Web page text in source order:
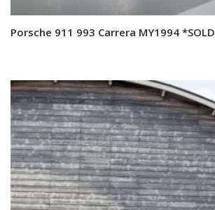
Read more
Porsche 911 993 Carrera MY1994 *SOLD